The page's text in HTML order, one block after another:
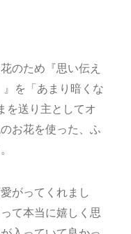
のため『思い伝え
を「あまり暗くな
を送り主としてオ
お花を使った、ふ
がってくれまし
て本当に嬉しく思